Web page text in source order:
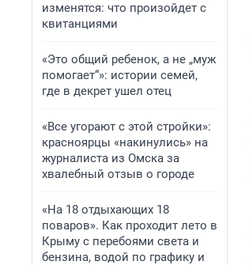
изменятся: что произойдет с
квитанциями
«Это общий ребенок, а не „муж
помогает“»: истории семей,
где в декрет ушел отец
«Все угорают с этой стройки»:
красноярцы «накинулись» на
журналиста из Омска за
хвалебный отзыв о городе
«На 18 отдыхающих 18
поваров». Как проходит лето в
Крыму с перебоями света и
бензина, водой по графику и